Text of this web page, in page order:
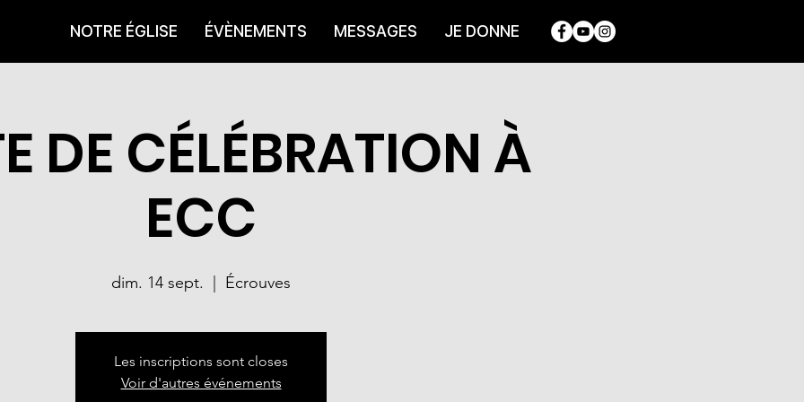
NOTRE ÉGLISE ÉVÈNEMENTS MESSAGES JE DONNE
DE CÉLÉBRATION À
ECC
dim. 14 sept. Écrouves
Les inscriptions sont closes
Voir d'autres événements